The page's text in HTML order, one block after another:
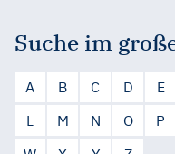
Suche im
A B C D E
L
M N O P